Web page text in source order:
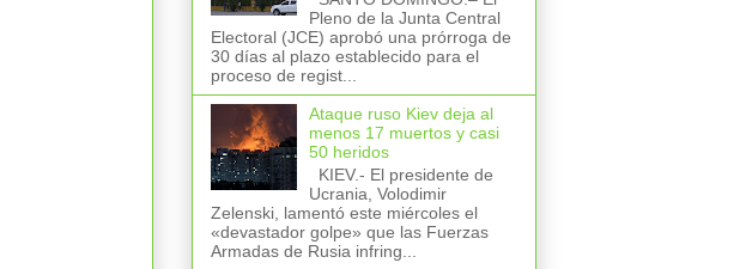
Pleno de la Junta Central
Electoral (JCE) aprobó una prórroga de
30 días al plazo establecido para el
proceso de regist...
Ataque ruso Kiev deja al
menos 17 muertos y casi
50 heridos
KIEV.- El presidente de
Ucrania, Volodimir
Zelenski, lamentó este miércoles el
«devastador golpe» que las Fuerzas
Armadas de Rusia infring...